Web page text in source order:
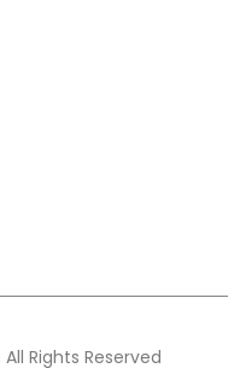
Rights Reserved